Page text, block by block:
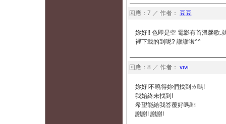
回應：7 ／ 作者： 豆豆
妳好!! 色即是空 電影有首溫馨歌.
裡下載的到呢? 謝謝啦^^
回應：8 ／ 作者： vivi
妳好!不曉得妳們找到ㄌ嗎!
我始終未找到!
希望能給我答覆好嗎啡
謝謝! 謝謝!